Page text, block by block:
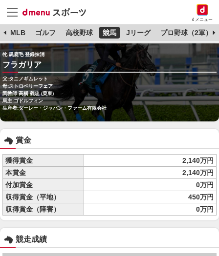
dメニュー
MLB ゴルフ 高校野球 競馬 Jリーグ プロ野球（2軍）
牝 黒鹿毛 登録抹消
フラガリア
父:タニノギムレット
母:ストロベリーフェア
調教師:高橋 義忠 (栗東)
馬主:ゴドルフィン
生産者:ダーレー・ジャパン・ファーム有限会社
賞金
獲得賞金
2,140万円
本賞金
2,140万円
付加賞金
0万円
収得賞金（平地）
450万円
収得賞金（障害）
0万円
競走成績